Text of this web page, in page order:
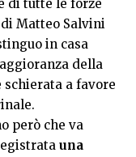
di tutte le forze
Matteo Salvini
in casa
della
a favore
però che va
una